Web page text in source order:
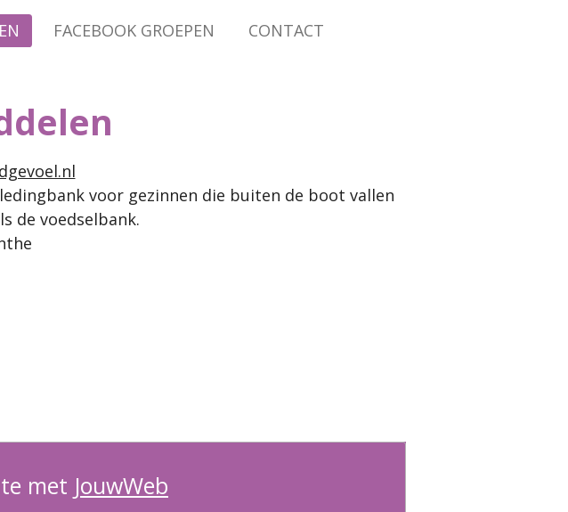
FACEBOOK GROEPEN CONTACT
voor gezinnen die buiten de boot vallen
de voedselbank.
met JouwWeb